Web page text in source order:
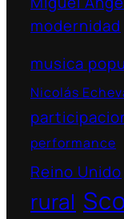
modernidad
musica
Nicolás
performance
Reino Unido
rural